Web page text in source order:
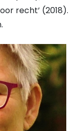
recht’ (2018).